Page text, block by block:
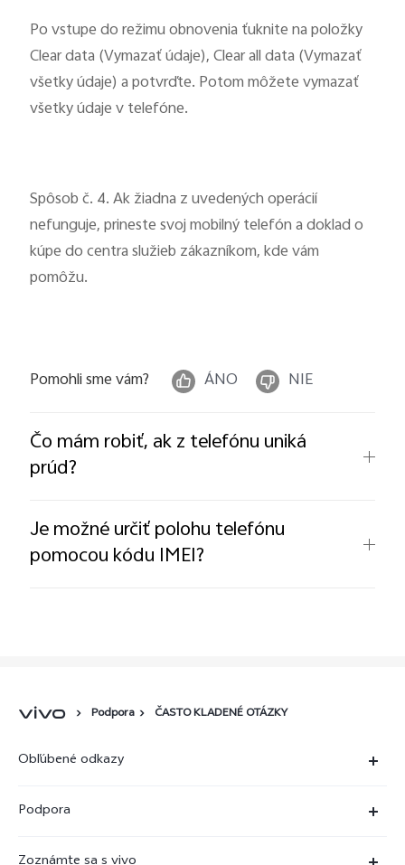
Po vstupe do režimu obnovenia ťuknite na položky
Clear data (Vymazať údaje), Clear all data (Vymazať
všetky údaje) a potvrďte. Potom môžete vymazať
všetky údaje v telefóne.
Spôsob č. 4. Ak žiadna z uvedených operácií
nefunguje, prineste svoj mobilný telefón a doklad o
kúpe do centra služieb zákazníkom, kde vám
pomôžu.
Pomohli sme vám? ÁNO NIE
Čo mám robiť, ak z telefónu uniká
prúd?
Je možné určiť polohu telefónu
pomocou kódu IMEI?
Podpora ČASTO KLADENÉ OTÁZKY
Obľúbené odkazy
Podpora